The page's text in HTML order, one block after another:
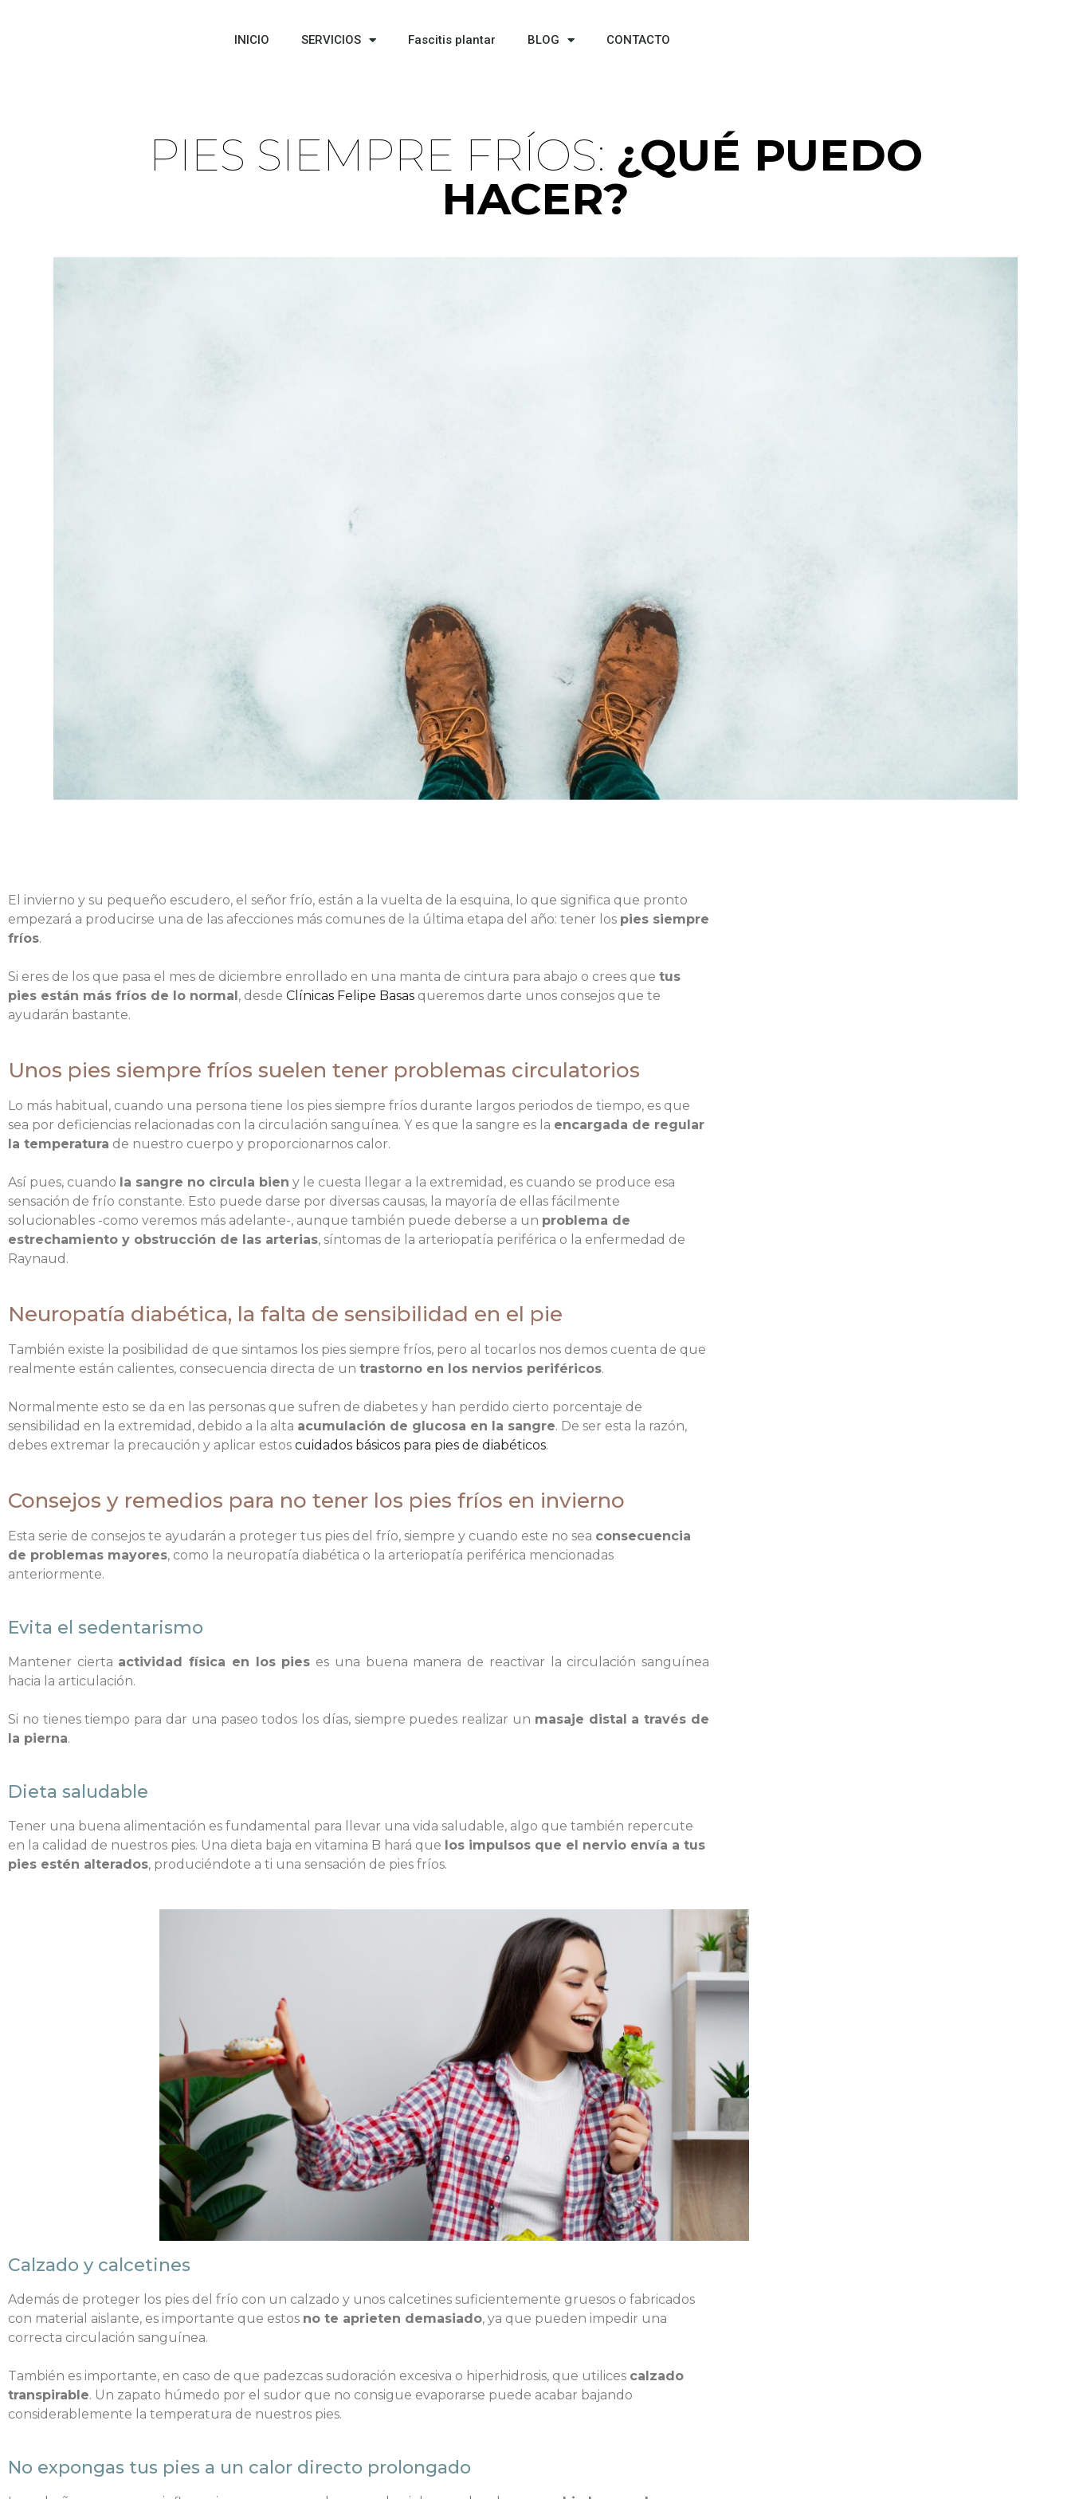
INICIO SERVICIOS Fascitis plantar BLOG CONTACTO
PIES SIEMPRE FRÍOS:​ ¿QUÉ PUEDO
HACER?
El invierno y su pequeño escudero, el señor frío, están a la vuelta de la esquina, lo que significa que pronto
empezará a producirse una de las afecciones más comunes de la última etapa del año: tener los pies siempre
fríos.
Si eres de los que pasa el mes de diciembre enrollado en una manta de cintura para abajo o crees que tus
pies están más fríos de lo normal, desde Clínicas Felipe Basas queremos darte unos consejos que te
ayudarán bastante.
Unos pies siempre fríos suelen tener problemas circulatorios
Lo más habitual, cuando una persona tiene los pies siempre fríos durante largos periodos de tiempo, es que
sea por deficiencias relacionadas con la circulación sanguínea. Y es que la sangre es la encargada de regular
la temperatura de nuestro cuerpo y proporcionarnos calor.
Así pues, cuando la sangre no circula bien y le cuesta llegar a la extremidad, es cuando se produce esa
sensación de frío constante. Esto puede darse por diversas causas, la mayoría de ellas fácilmente
solucionables -como veremos más adelante-, aunque también puede deberse a un problema de
estrechamiento y obstrucción de las arterias, síntomas de la arteriopatía periférica o la enfermedad de
Raynaud.
Neuropatía diabética, la falta de sensibilidad en el pie
También existe la posibilidad de que sintamos los pies siempre fríos, pero al tocarlos nos demos cuenta de que
realmente están calientes, consecuencia directa de un trastorno en los nervios periféricos.
Normalmente esto se da en las personas que sufren de diabetes y han perdido cierto porcentaje de
sensibilidad en la extremidad, debido a la alta acumulación de glucosa en la sangre. De ser esta la razón,
debes extremar la precaución y aplicar estos cuidados básicos para pies de diabéticos.
Consejos y remedios para no tener los pies fríos en invierno
Esta serie de consejos te ayudarán a proteger tus pies del frío, siempre y cuando este no sea consecuencia
de problemas mayores, como la neuropatía diabética o la arteriopatía periférica mencionadas
anteriormente.
Evita el sedentarismo
Mantener cierta actividad física en los pies es una buena manera de reactivar la circulación sanguínea
hacia la articulación.
Si no tienes tiempo para dar una paseo todos los días, siempre puedes realizar un masaje distal a través de
la pierna.
Dieta saludable
Tener una buena alimentación es fundamental para llevar una vida saludable, algo que también repercute
en la calidad de nuestros pies. Una dieta baja en vitamina B hará que los impulsos que el nervio envía a tus
pies estén alterados, produciéndote a ti una sensación de pies fríos.
Calzado y calcetines
Además de proteger los pies del frío con un calzado y unos calcetines suficientemente gruesos o fabricados
con material aislante, es importante que estos no te aprieten demasiado, ya que pueden impedir una
correcta circulación sanguínea.
También es importante, en caso de que padezcas sudoración excesiva o hiperhidrosis, que utilices calzado
transpirable. Un zapato húmedo por el sudor que no consigue evaporarse puede acabar bajando
considerablemente la temperatura de nuestros pies.
No expongas tus pies a un calor directo prolongado